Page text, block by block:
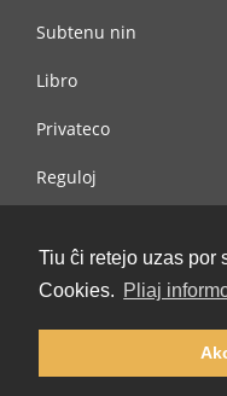
Tiu ĉi retejo uzas por
Cookies. Pliaj
Subtenu nin
Libro
Privateco
Reguloj
© 2002-